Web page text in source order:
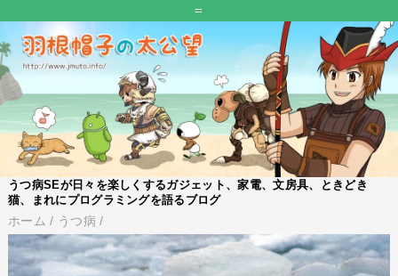
=
うつ病SEが日々を楽しくするガジェット、家電、文房具、ときどき
猫、まれにプログラミングを語るブログ
ホーム / うつ病 /